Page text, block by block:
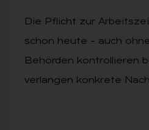
Die Pflicht zur
schon heute – auch
Behörden kontrollieren
verlangen konkrete